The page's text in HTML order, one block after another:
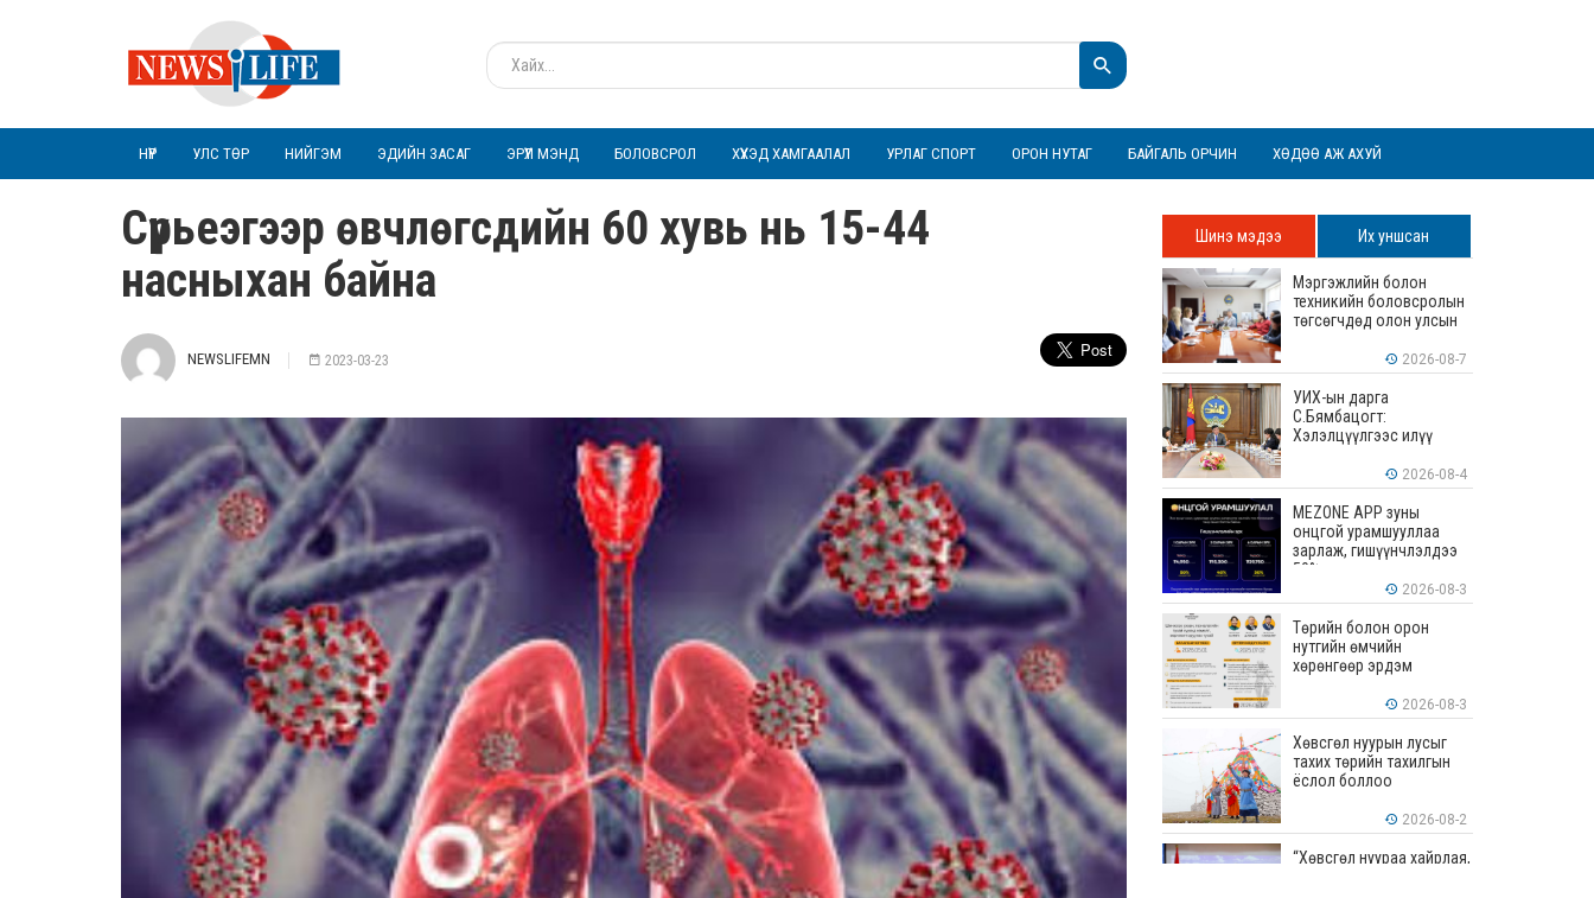
НҮҮР УЛС ТӨР НИЙГЭМ ЭДИЙН ЗАСАГ ЭРҮҮЛ МЭНД БОЛОВСРОЛ ХҮҮХЭД ХАМГААЛАЛ УРЛАГ СПОРТ ОРОН НУТАГ БАЙГАЛЬ ОРЧИН ХӨДӨӨ АЖ АХУЙ
Сүрьеэгээр өвчлөгсдийн 60 хувь нь 15-44
насныхан байна
NEWSLIFEMN 2023-03-23
Шинэ мэдээ Их уншсан
Мэргэжлийн болон
техникийн боловсролын
төгсөгчдөд олон улсын
зөвшөөрөгдөх ур
чадваруудыг олгоно
2026-08-7
УИХ-ын дарга
С.Бямбацогт:
Хэлэлцүүлгээс илүү
илүү бодит үр дүн чухал
2026-08-4
MEZONE APP зуны
онцгой урамшууллаа
зарлаж, гишүүнчлэлдээ
50% хүртэлх хөнгөлөлт
үзүүлж эхэллээ 2026-08-3
Төрийн болон орон
нутгийн өмчийн
хөрөнгөөр эрдэм
ажил хийхэд тендерийн
болон гүйцэтгэлийн
баталгаа гаргахгүй
2026-08-3
Хөвсгөл нуурын лусыг
тахих төрийн тахилгын
ёслол боллоо
2026-08-2
“Хөвсгөл нуураа хайрлая,